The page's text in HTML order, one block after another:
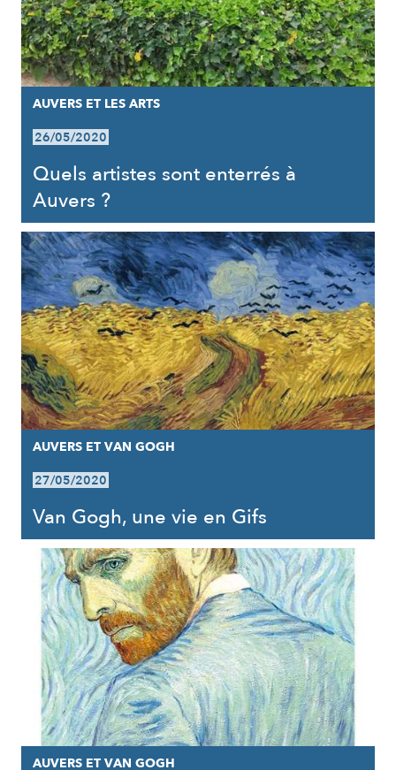
AUVERS ET LES ARTS
26/05/2020
Quels artistes sont enterrés à
Auvers ?
AUVERS ET VAN GOGH
27/05/2020
Van Gogh, une vie en Gifs
AUVERS ET VAN GOGH